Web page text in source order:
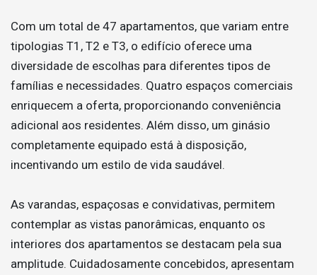
Com um total de 47 apartamentos, que variam entre
tipologias T1, T2 e T3, o edifício oferece uma
diversidade de escolhas para diferentes tipos de
famílias e necessidades. Quatro espaços comerciais
enriquecem a oferta, proporcionando conveniência
adicional aos residentes. Além disso, um ginásio
completamente equipado está à disposição,
incentivando um estilo de vida saudável.
As varandas, espaçosas e convidativas, permitem
contemplar as vistas panorâmicas, enquanto os
interiores dos apartamentos se destacam pela sua
amplitude. Cuidadosamente concebidos, apresentam